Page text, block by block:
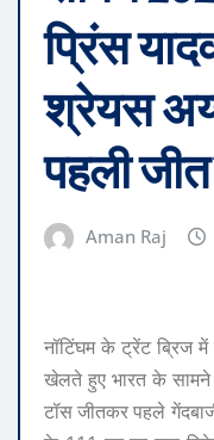
प्रिंस
श्रेयस
पहली
Aman Raj
नॉटिंघम के ट्रेंट ब्रिज
खेलते हुए भारत के सामने
टॉस जीतकर पहले